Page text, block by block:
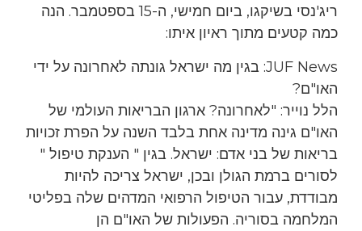
ריג'נסי בשיקגו, ביום חמישי, ה-15 בספטמבר. הנה
כמה קטעים מתוך ראיון איתו:
JUF News: בגין מה ישראל גונתה לאחרונה על ידי
האו"ם?
הלל נוייר: "לאחרונה? ארגון הבריאות העולמי של
האו"ם גינה מדינה אחת בלבד השנה על הפרת זכויות
בריאות של בני אדם: ישראל. בגין " הענקת טיפול "
לסורים ברמת הגולן ובכן, ישראל צריכה להיות
מבודדת, עבור הטיפול הרפואי המדהים שלה בפליטי
המלחמה בסוריה. הפעולות של האו"ם הן